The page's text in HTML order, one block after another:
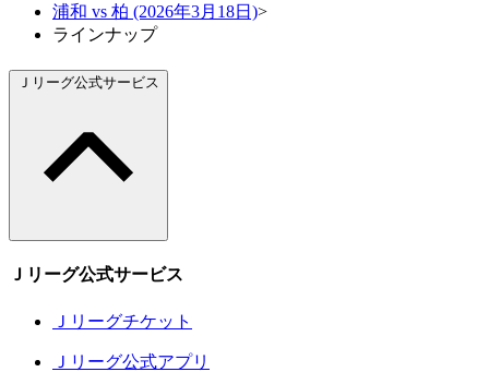
浦和 vs 柏 (2026年3月18日)>
ラインナップ
Ｊリーグ公式サービス
Ｊリーグ公式サービス
Ｊリーグチケット
Ｊリーグ公式アプリ